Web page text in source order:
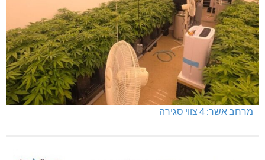
מרחב אשר: 4 צווי סגירה